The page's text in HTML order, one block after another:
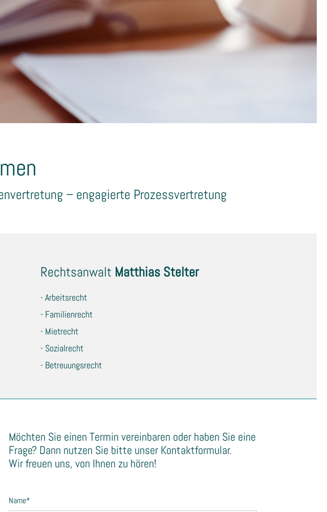
– engagierte Prozessvertretung
Rechtsanwalt Matthias Stelter
- Arbeitsrecht
- Familienrecht
- Mietrecht
- Sozialrecht
- Betreuungsrecht
Möchten Sie einen Termin vereinbaren oder haben Sie eine
Frage? Dann nutzen Sie bitte unser Kontaktformular.
Wir freuen uns, von Ihnen zu hören!
Name*